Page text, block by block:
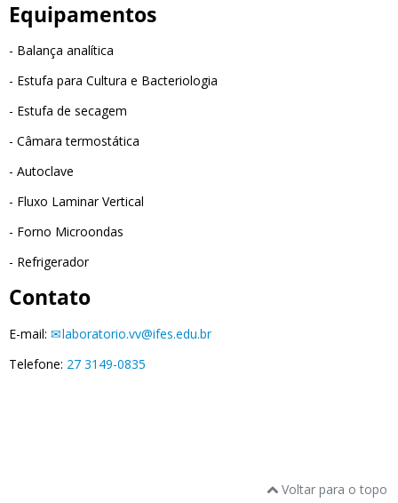
Equipamentos
- Balança analítica
- Estufa para Cultura e Bacteriologia
- Estufa de secagem
- Câmara termostática
- Autoclave
- Fluxo Laminar Vertical
- Forno Microondas
- Refrigerador
Contato
E-mail:
laboratorio.vv@ifes.edu.br
Telefone: 27 3149-0835
Voltar para o topo